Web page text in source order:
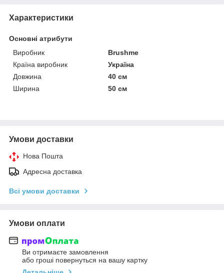
Характеристики
Основні атрибути
Виробник
Brushme
Країна виробник
Україна
Довжина
40 см
Ширина
50 см
Умови доставки
Нова Пошта
Адресна доставка
Всі умови доставки
Умови оплати
Ви отримаєте замовлення
або гроші повернуться на вашу картку